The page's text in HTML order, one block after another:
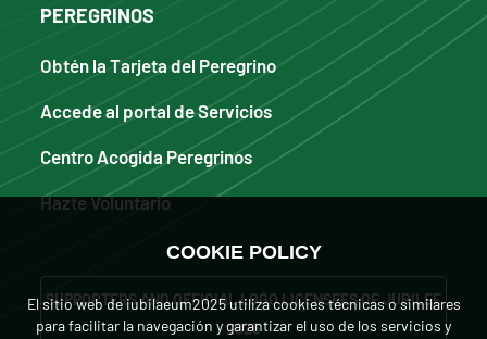
PEREGRINOS
Obtén la Tarjeta del Peregrino
Accede al portal de Servicios
Centro Acogida Peregrinos
Hazte Voluntario
SUPPORTERS AND OFFICIAL LOGO LICENSEES OF JUBILEE
2025
COOKIE POLICY
El sitio web de iubilaeum2025 utiliza cookies técnicas o similares
para facilitar la navegación y garantizar el uso de los servicios y